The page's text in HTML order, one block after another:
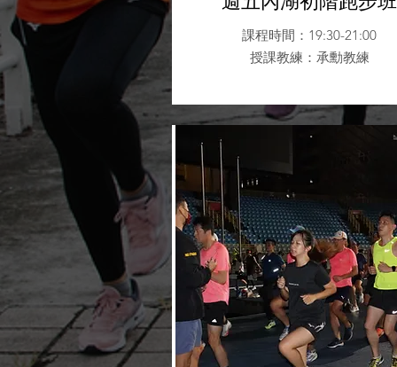
課程時間：19:30-21:00
授課教練 ：承勳教練